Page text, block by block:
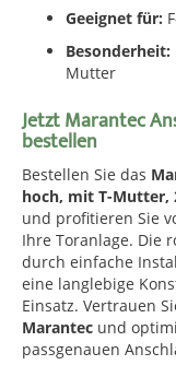
Geeignet für:
Besonderheit:
Mutter
Jetzt Marantec
bestellen
Bestellen Sie das
hoch, mit T-Mutter,
und profitieren Sie
Ihre Toranlage. Die
durch einfache
eine langlebige
Einsatz. Vertrauen
Marantec und
passgenauen